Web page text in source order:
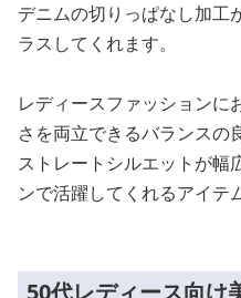
デニムの切りっぱなし加工
ラスしてくれます。
レディースファッションに
さを両立できるバランスの
ストレートシルエットが幅
ンで活躍してくれるアイテ